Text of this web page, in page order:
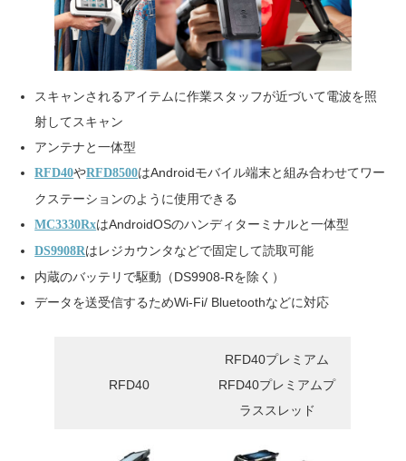
スキャンされるアイテムに作業スタッフが近づいて電波を照
射してスキャン
アンテナと一体型
RFD40やRFD8500はAndroidモバイル端末と組み合わせてワー
クステーションのように使用できる
MC3330RxはAndroidOSのハンディターミナルと一体型
DS9908Rはレジカウンタなどで固定して読取可能
内蔵のバッテリで駆動（DS9908-Rを除く）
データを送受信するためWi-Fi/ Bluetoothなどに対応
RFD40
RFD40プレミアム
RFD40プレミアムプ
ラススレッド